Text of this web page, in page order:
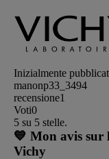
Inizialmente
manonp33_3494
recensione1
Voti0
5 su 5 stelle.
💙 Mon avis sur
Vichy